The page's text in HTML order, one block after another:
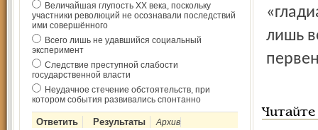
Величайшая глупость ХХ века, поскольку
участники революций не осознавали последствий
ими совершённого
Всего лишь не удавшийся социальный
эксперимент
Следствие преступной слабости
государственной власти
Неудачное стечение обстоятельств, при
котором события развивались спонтанно
Архив
лишь